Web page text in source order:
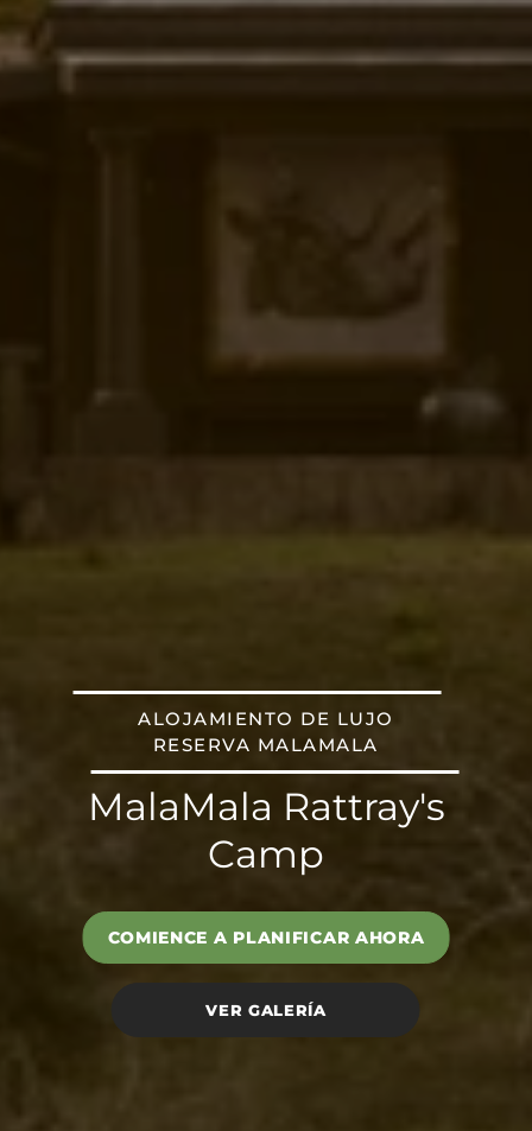
ALOJAMIENTO DE LUJO
RESERVA MALAMALA
MalaMala Rattray's
Camp
COMIENCE A PLANIFICAR AHORA
VER GALERÍA